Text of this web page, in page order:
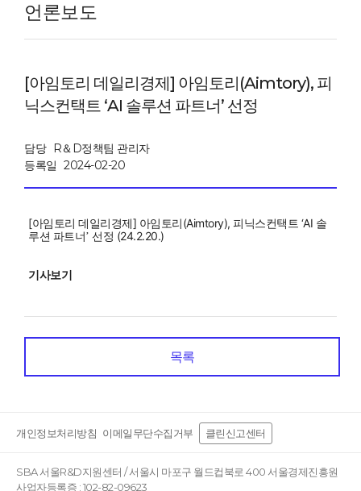
언론보도
[아임토리 데일리경제] 아임토리(Aimtory), 피
닉스컨택트 ‘AI 솔루션 파트너’ 선정
담당
R＆D정책팀 관리자
등록일 2024-02-20
[아임토리 데일리경제 ] 아임토리 (Aimtory), 피닉스컨택트 ‘AI 솔
루션 파트너’ 선정 (24.2.20.)
기사보기
목록
개인정보처리방침 이메일무단수집거부 클린신고센터
SBA 서울R&D지원센터 / 서울시 마포구 월드컵북로 400 서울경제진흥원
사업자등록증 : 102-82-09623